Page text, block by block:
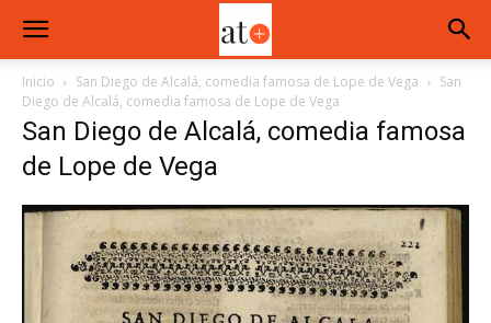
Inicio San Diego de Alcalá, comedia famosa de Lope de Vega
San
Diego de Alcalá, comedia famosa de Lope de Vega
San Diego de Alcalá, comedia famosa
de Lope de Vega